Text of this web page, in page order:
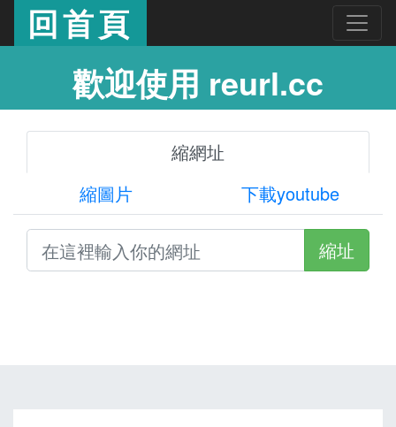
回首頁
歡迎使用 reurl.cc
縮網址
縮圖片
下載youtube
縮址